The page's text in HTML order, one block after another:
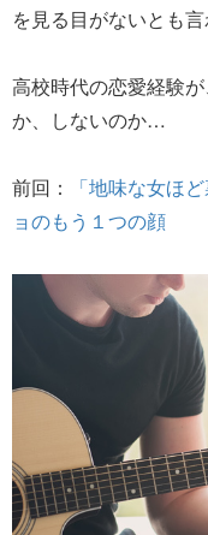
を見る目がないとも言
高校時代の恋愛経験
か、しないのか…
前回：
「地味な女ほ
ョのもう１つの顔